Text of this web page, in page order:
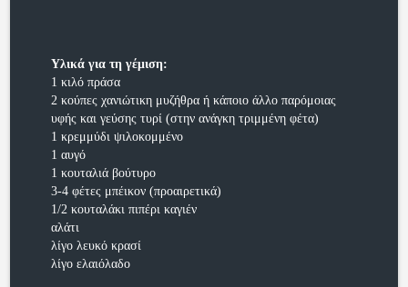
Υλικά για τη γέμιση:
1 κιλό πράσα
2 κούπες χανιώτικη μυζήθρα ή κάποιο άλλο παρόμοιας
υφής και γεύσης τυρί (στην ανάγκη τριμμένη φέτα)
1 κρεμμύδι ψιλοκομμένο
1 αυγό
1 κουταλιά βούτυρο
3-4 φέτες μπέικον (προαιρετικά)
1/2 κουταλάκι πιπέρι καγιέν
αλάτι
λίγο λευκό κρασί
λίγο ελαιόλαδο